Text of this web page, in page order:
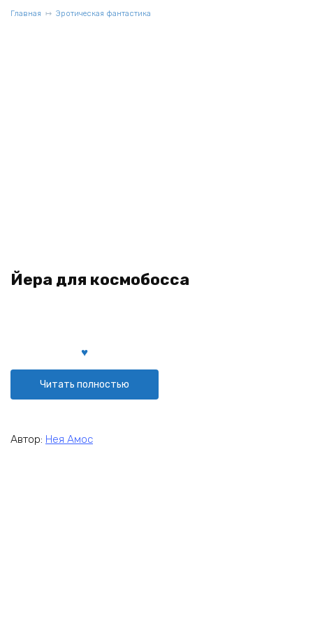
Главная Эротическая фантастика
Йера для космобосса
Читать полностью
Автор: Нея Амос